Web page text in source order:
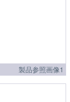
製品参照画像1